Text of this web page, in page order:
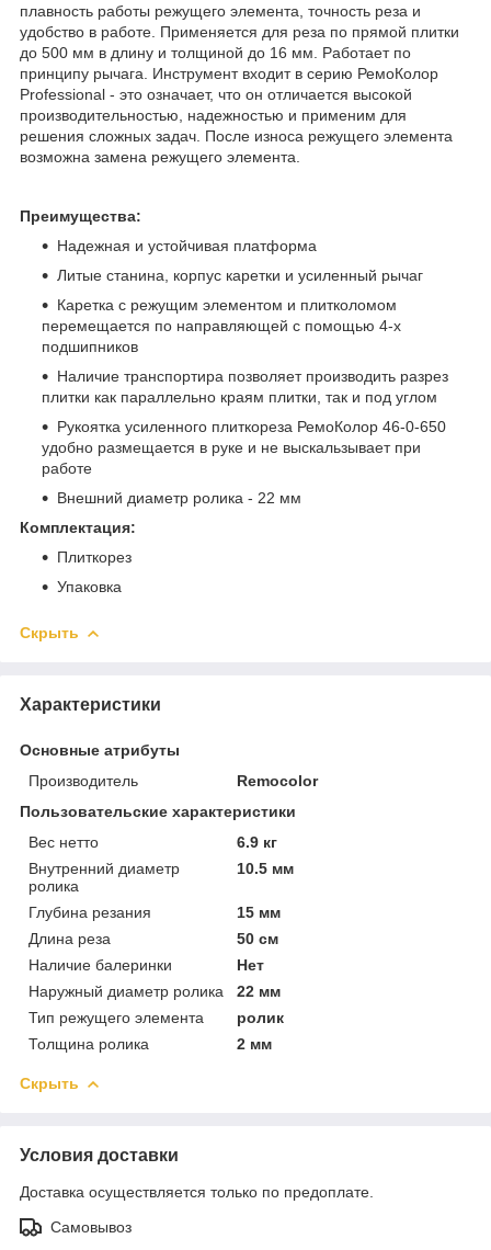
плавность работы режущего элемента, точность реза и
удобство в работе. Применяется для реза по прямой плитки
до 500 мм в длину и толщиной до 16 мм. Работает по
принципу рычага. Инструмент входит в серию РемоКолор
Professional - это означает, что он отличается высокой
производительностью, надежностью и применим для
решения сложных задач. После износа режущего элемента
возможна замена режущего элемента.
Преимущества:
Надежная и устойчивая платформа
Литые станина, корпус каретки и усиленный рычаг
Каретка с режущим элементом и плитколомом
перемещается по направляющей с помощью 4-х
подшипников
Наличие транспортира позволяет производить разрез
плитки как параллельно краям плитки, так и под углом
Рукоятка усиленного плиткореза РемоКолор 46-0-650
удобно размещается в руке и не выскальзывает при
работе
Внешний диаметр ролика - 22 мм
Комплектация:
Плиткорез
Упаковка
Скрыть
Характеристики
Основные атрибуты
Производитель
Remocolor
Пользовательские характеристики
Вес нетто
6.9 кг
Внутренний диаметр
ролика
10.5 мм
Глубина резания
15 мм
Длина реза
50 см
Наличие балеринки
Нет
Наружный диаметр ролика
22 мм
Тип режущего элемента
ролик
Толщина ролика
2 мм
Скрыть
Условия доставки
Доставка осуществляется только по предоплате.
Самовывоз